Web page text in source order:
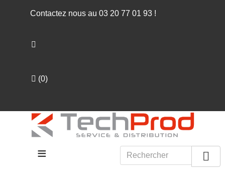
Contactez nous au 03 20 77 01 93 !
(0)
≡ 